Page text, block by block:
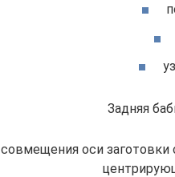
Задняя
совмещения оси